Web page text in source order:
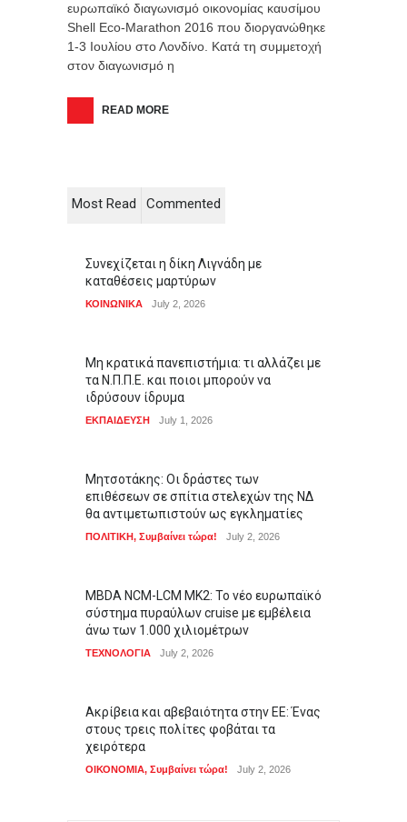
ευρωπαϊκό διαγωνισμό οικονομίας καυσίμου
Shell Eco-Marathon 2016 που διοργανώθηκε
1-3 Ιουλίου στο Λονδίνο. Κατά τη συμμετοχή
στον διαγωνισμό η
READ MORE
Most Read Commented
Συνεχίζεται η δίκη Λιγνάδη με
καταθέσεις μαρτύρων
ΚΟΙΝΩΝΙΚΑ July 2, 2026
Μη κρατικά πανεπιστήμια: τι αλλάζει με
τα Ν.Π.Π.Ε. και ποιοι μπορούν να
ιδρύσουν ίδρυμα
ΕΚΠΑΙΔΕΥΣΗ July 1, 2026
Μητσοτάκης: Οι δράστες των
επιθέσεων σε σπίτια στελεχών της ΝΔ
θα αντιμετωπιστούν ως εγκληματίες
ΠΟΛΙΤΙΚΗ, Συμβαίνει τώρα! July 2, 2026
MBDA NCM-LCM MK2: Το νέο ευρωπαϊκό
σύστημα πυραύλων cruise με εμβέλεια
άνω των 1.000 χιλιομέτρων
ΤΕΧΝΟΛΟΓΙΑ July 2, 2026
Ακρίβεια και αβεβαιότητα στην ΕΕ: Ένας
στους τρεις πολίτες φοβάται τα
χειρότερα
ΟΙΚΟΝΟΜΙΑ, Συμβαίνει τώρα! July 2, 2026